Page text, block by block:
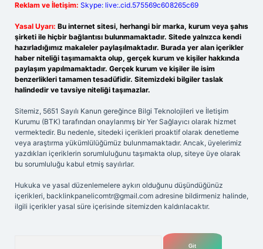
Reklam ve İletişim: Skype: live:.cid.575569c608265c69
Yasal Uyarı: Bu internet sitesi, herhangi bir marka, kurum veya şahıs
şirketi ile hiçbir bağlantısı bulunmamaktadır. Sitede yalnızca kendi
hazırladığımız makaleler paylaşılmaktadır. Burada yer alan içerikler
haber niteliği taşımamakta olup, gerçek kurum ve kişiler hakkında
paylaşım yapılmamaktadır. Gerçek kurum ve kişiler ile isim
benzerlikleri tamamen tesadüfidir. Sitemizdeki bilgiler taslak
halindedir ve tavsiye niteliği taşımazlar.
Sitemiz, 5651 Sayılı Kanun gereğince Bilgi Teknolojileri ve İletişim
Kurumu (BTK) tarafından onaylanmış bir Yer Sağlayıcı olarak hizmet
vermektedir. Bu nedenle, sitedeki içerikleri proaktif olarak denetleme
veya araştırma yükümlülüğümüz bulunmamaktadır. Ancak, üyelerimiz
yazdıkları içeriklerin sorumluluğunu taşımakta olup, siteye üye olarak
bu sorumluluğu kabul etmiş sayılırlar.
Hukuka ve yasal düzenlemelere aykırı olduğunu düşündüğünüz
içerikleri, backlinkpanelicomtr@gmail.com adresine bildirmeniz halinde,
ilgili içerikler yasal süre içerisinde sitemizden kaldırılacaktır.